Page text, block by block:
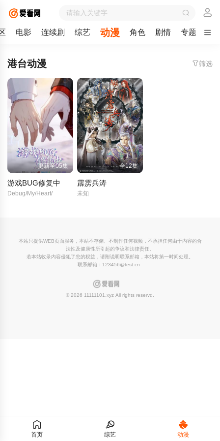
电影 连续剧 综艺 动漫 角色 剧情 专题 留
港台动漫 筛选
更新至05集
游戏BUG修复中
Debug/My/Heart/
全12集
霹雳兵涛
未知
本站只提供WEB页面服务，本站不存储、不制作任何视频，不承担任何由于内容的合
法性及健康性所引起的争议和法律责任。
若本站收录内容侵犯了您的权益，请附说明联系邮箱，本站将第一时间处理。
联系邮箱：123456@test.cn
© 2026 11111101.xyz All rights reservd.
首页 综艺 动漫